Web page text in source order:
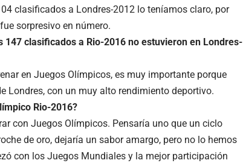
clasificados a Londres-2012 lo teníamos claro, por
sorpresivo en número.
147 clasificados a Rio-2016 no estuvieron en Londres-
en Juegos Olímpicos, es muy importante porque
Londres, con un muy alto rendimiento deportivo.
Rio-2016?
con Juegos Olímpicos. Pensaría uno que un ciclo
de oro, dejaría un sabor amargo, pero no lo hemos
con los Juegos Mundiales y la mejor participación